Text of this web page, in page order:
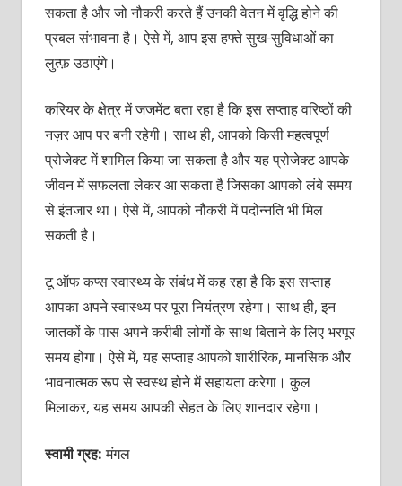
सकता है और जो नौकरी करते हैं उनकी वेतन में वृद्धि होने की
प्रबल संभावना है। ऐसे में, आप इस हफ्ते सुख-सुविधाओं का
लुत्फ़ उठाएंगे।
करियर के क्षेत्र में जजमेंट बता रहा है कि इस सप्ताह वरिष्ठों की
नज़र आप पर बनी रहेगी। साथ ही, आपको किसी महत्वपूर्ण
प्रोजेक्ट में शामिल किया जा सकता है और यह प्रोजेक्ट आपके
जीवन में सफलता लेकर आ सकता है जिसका आपको लंबे समय
से इंतजार था। ऐसे में, आपको नौकरी में पदोन्नति भी मिल
सकती है।
टू ऑफ कप्स स्वास्थ्य के संबंध में कह रहा है कि इस सप्ताह
आपका अपने स्वास्थ्य पर पूरा नियंत्रण रहेगा। साथ ही, इन
जातकों के पास अपने करीबी लोगों के साथ बिताने के लिए भरपूर
समय होगा। ऐसे में, यह सप्ताह आपको शारीरिक, मानसिक और
भावनात्मक रूप से स्वस्थ होने में सहायता करेगा। कुल
मिलाकर, यह समय आपकी सेहत के लिए शानदार रहेगा।
स्वामी ग्रह:मंगल